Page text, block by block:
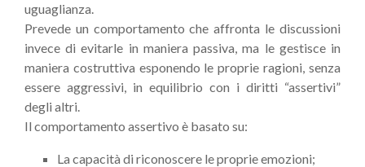
uguaglianza.
Prevede un comportamento che affronta le discussioni
invece di evitarle in maniera passiva, ma le gestisce in
maniera costruttiva esponendo le proprie ragioni, senza
essere aggressivi, in equilibrio con i diritti “assertivi”
degli altri.
Il comportamento assertivo è basato su:
La capacità di riconoscere le proprie emozioni;